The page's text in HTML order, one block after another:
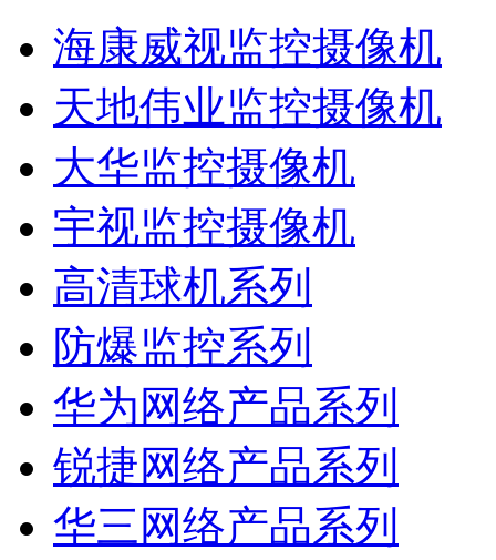
海康威视监控摄像机
天地伟业监控摄像机
大华监控摄像机
宇视监控摄像机
高清球机系列
防爆监控系列
华为网络产品系列
锐捷网络产品系列
华三网络产品系列